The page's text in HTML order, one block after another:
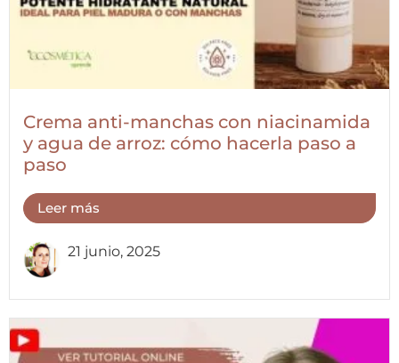
Crema anti-manchas con niacinamida
y agua de arroz: cómo hacerla paso a
paso
Leer más
21 junio, 2025